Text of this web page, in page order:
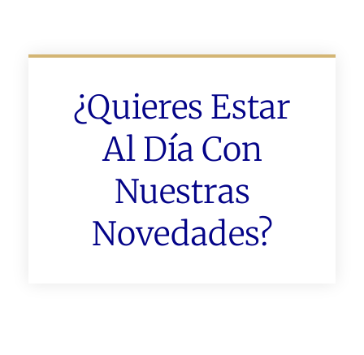
¿Quieres Estar
Al Día Con
Nuestras
Novedades?